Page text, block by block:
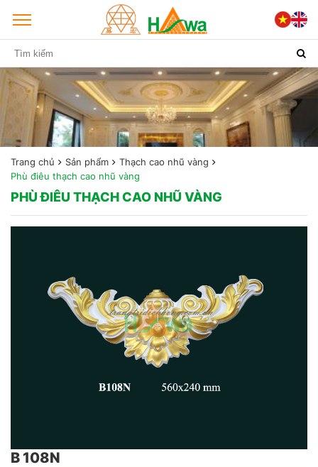
Trang chủ Sản phẩm
Thạch cao nhũ vàng
Phù điêu thạch cao nhũ vàng
PHÙ ĐIÊU THẠCH CAO NHŨ VÀNG
B 108N